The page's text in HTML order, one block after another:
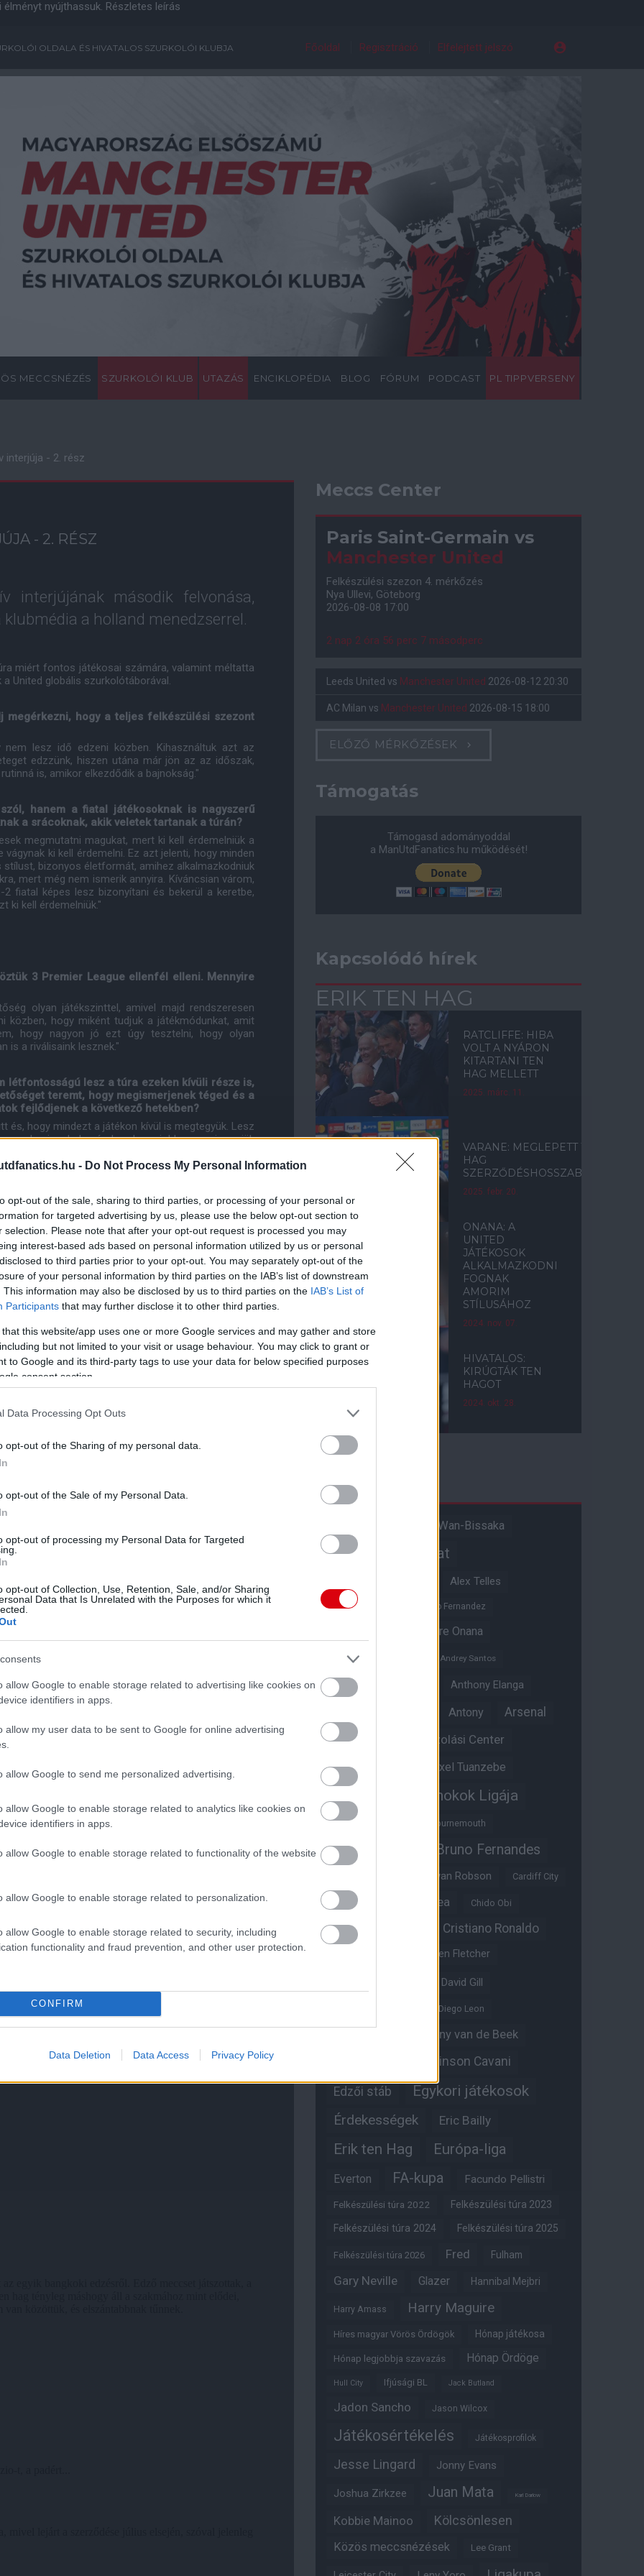
- Do Not Process My Personal Information
opt-out of the sale, sharing to third parties, or processing of your personal or
for targeted advertising by us, please use the below opt-out section to
selection. Please note that after your opt-out request is processed you may
interest-based ads based on personal information utilized by us or personal
to third parties prior to your opt-out. You may separately opt-out of the
of your personal information by third parties on the IAB’s list of downstream
This information may also be disclosed by us to third parties on the IAB’s List of
Participants that may further disclose it to other third parties.
that this website/app uses one or more Google services and may gather and store
but not limited to your visit or usage behaviour. You may click to grant or
to Google and its third-party tags to use your data for below specified purposes
consent section.
Data Processing Opt Outs
opt-out of the Sharing of my personal data.
opt-out of the Sale of my Personal Data.
opt-out of processing my Personal Data for Targeted
opt-out of Collection, Use, Retention, Sale, and/or Sharing
Data that Is Unrelated with the Purposes for which it
allow Google to enable storage related to advertising like cookies on
identifiers in apps.
allow my user data to be sent to Google for online advertising
allow Google to send me personalized advertising.
allow Google to enable storage related to analytics like cookies on
identifiers in apps.
allow Google to enable storage related to functionality of the website
allow Google to enable storage related to personalization.
allow Google to enable storage related to security, including
functionality and fraud prevention, and other user protection.
CONFIRM
Data Deletion Data Access Privacy Policy
nyújthassuk. Részletes leírás
OLDALA ÉS HIVATALOS SZURKOLÓI KLUBJA Főoldal Regisztráció Elfelejtett jelszó
MECCSNÉZÉS SZURKOLÓI KLUB UTAZÁS ENCIKLOPÉDIA BLOG FÓRUM PODCAST PL TIPPVERSENY
interjúja - 2. rész
- 2. RÉSZ
interjújának második felvonása,
a holland menedzserrel.
miért fontos játékosai számára, valamint méltatta
United globális szurkolótáborával.
megérkezni, hogy a teljes felkészülési szezont
lesz idő edzeni közben. Kihasználtuk azt az
edzzünk, hiszen utána már jön az az időszak,
is, amikor elkezdődik a bajnokság."
hanem a fiatal játékosoknak is nagyszerű
a srácoknak, akik veletek tartanak a túrán?
megmutatni magukat, mert ki kell érdemelniük a
ki kell érdemelni. Ez azt jelenti, hogy minden
bizonyos életformát, amihez alkalmazkodniuk
mert még nem ismerik annyira. Kíváncsian várom,
fiatal képes lesz bizonyítani és bekerül a keretbe,
ki kell érdemelniük."
3 Premier League ellenfél elleni. Mennyire
olyan játékszinttel, amivel majd rendszeresen
közben, hogy miként tudjuk a játékmódunkat, amit
hogy nagyon jó ezt úgy tesztelni, hogy olyan
is a riválisaink lesznek."
létfontosságú lesz a túra ezeken kívüli része is,
teremt, hogy megismerjenek téged és a
fejlődjenek a következő hetekben?
és, hogy mindezt a játékon kívül is megtegyük. Lesz
is a helyszíneken, hogy jobban megismerjük
világbajnokság szokatlan időpontja miatt, hogy
kihasználják a játékosok a megfelelő erőnlét
Az előszezonokban arra törekszünk, hogy a
és mentálisan is fittek legyenek és, hogy csapatot
javulni fog a szezonban, de itt állítjuk fel
Értéket alkotunk, szabályokat alkotunk, egy
kell végigmenni."
játékosoktól?
illetve természetesen a fejlődést, mert mindig
várom a srácoktól mind az edzéseken, mind a
lesz. Várod már, hogy első alkalommal
is és érzem az elkötelezettségüket, érzem
eredményeket, amiket várnak és szeretném együtt
jellemző az Old Traffordra. Együtt létrehozhatunk
a szurkolók szeretnek nézni."
rendelkezik. Mennyire fontos, hogy a
Tudom, hogy nagyszerű élmény lesz, de várom,
működését!
Meccs Center
Paris Saint-Germain vs
Manchester United
Felkészülési szezon 4. mérkőzés
Nya Ullevi, Göteborg
2026-08-08 17:00
2 nap 2 óra 56 perc 6 másodperc
Leeds United vs Manchester United 2026-08-12 20:30
AC Milan vs Manchester United 2026-08-15 18:00
ELŐZŐ MÉRKŐZÉSEK
Támogatás
Támogasd adományoddal
a ManUtdFanatics.hu működését!
Kapcsolódó hírek
ERIK TEN HAG
RATCLIFFE: HIBA
VOLT A NYÁRON
KITARTANI TEN
HAG MELLETT
2025. márc. 11.
VARANE: MEGLEPETT TEN
HAG
SZERZŐDÉSHOSSZABBÍTÁSA
2025. febr. 20.
ONANA: A
UNITED
JÁTÉKOSOK
ALKALMAZKODNI
FOGNAK
AMORIM
STÍLUSÁHOZ
2024. nov. 07.
HIVATALOS:
KIRÚGTÁK TEN
HAGOT
2024. okt. 28.
Aaron Wan-Bissaka
Akadémiai csapat
Alex Telles
Altay Bayindir Alvaro Fernandez
Andre Onana
Andreas Pereira
Andrey Santos
Angol válogatott Anthony Elanga
Antony Arsenal
Aston Villa Átigazolási Center
Átigazolások Axel Tuanzebe
Bajnokok Ligája
Benjamin Sesko Bournemouth
Brandon Williams Bruno Fernandes
Bryan Robson Cardiff City
Casemiro Chelsea Chido Obi
Christian Eriksen Cristiano Ronaldo
Darren Fletcher
David Gill
Diego Leon
Donny van de Beek
Edinson Cavani
Edzői stáb Egykori játékosok
Érdekességek Eric Bailly
Erik ten Hag Európa-liga
Everton FA-kupa Facundo Pellistri
Felkészülési túra 2022 Felkészülési túra 2023
Felkészülési túra 2024 Felkészülési túra 2025
Felkészülési túra 2026 Fred Fulham
Gary Neville Glazer Hannibal Mejbri
Harry Amass Harry Maguire
Híres magyar Vörös Ördögök Hónap játékosa
Hónap legjobbja szavazás Hónap Ördöge
Hull City Ifjúsági BL Jack Butland
Jadon Sancho Jason Wilcox
Játékosértékelés Játékosprofilok
Jesse Lingard Jonny Evans
Joshua Zirkzee Juan Mata Karl Darlow
Kobbie Mainoo Kölcsönlesen
Közös meccsnézések Lee Grant